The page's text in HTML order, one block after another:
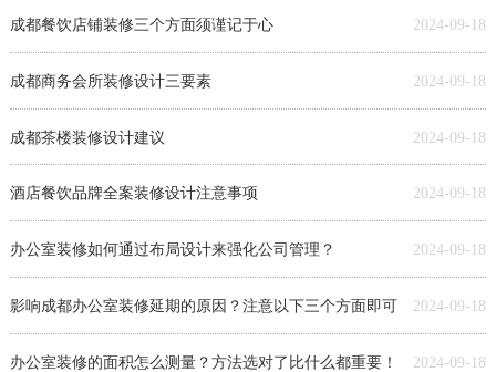
2024-09-18
成都餐饮店铺装修三个方面须谨记于心
2024-09-18
成都商务会所装修设计三要素
2024-09-18
成都茶楼装修设计建议
2024-09-18
酒店餐饮品牌全案装修设计注意事项
2024-09-18
办公室装修如何通过布局设计来强化公司管理？
2024-09-18
影响成都办公室装修延期的原因？注意以下三个方面即可
2024-09-18
办公室装修的面积怎么测量？方法选对了比什么都重要！